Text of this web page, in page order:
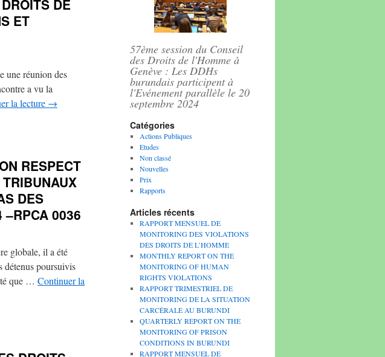
DE
ET
une réunion des
a vu la
la lecture →
RESPECT
DES
–RPCA 0036
globale, il a été
détenus poursuivis
que … Continuer la
57ème session du Conseil
des Droits de l'Homme à
Genève : Les DDHs
burundais participent à
l'Evénement parallèle le 20
septembre 2024
Catégories
Actions Publiques
Etudes
Non classé
Nouvelles
Prix
Rapports
Articles récents
RAPPORT MENSUEL DE
MONITORING DES VIOLATIONS
DES DROITS DE L’HOMME
MONTHLY REPORT ON THE
MONITORING OF HUMAN
RIGHTS VIOLATIONS
RAPPORT TRIMESTRIEL DE
MONITORING DE LA SITUATION
CARCÉRALE AU BURUNDI
QUARTERLY REPORT ON THE
MONITORING OF PRISON
CONDITIONS IN BURUNDI
RAPPORT MENSUEL DE